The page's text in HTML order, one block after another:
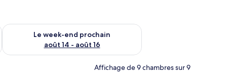
août 7 - août 9
Le week-end prochain
août 14 - août 16
Vérifier la disponibilité pour le week-end prochain août 14 -
Affichage de 9 chambres sur 9